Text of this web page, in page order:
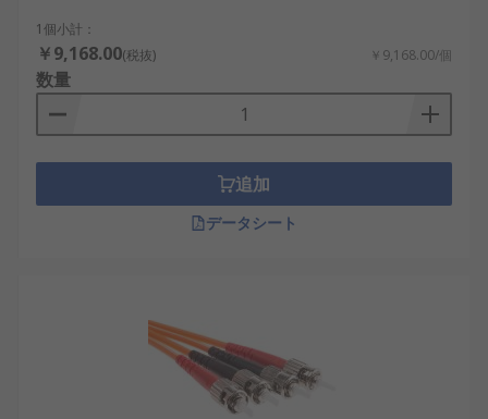
1個小計：
￥9,168.00(税抜) ￥9,168.00/個
数量
追加
データシート